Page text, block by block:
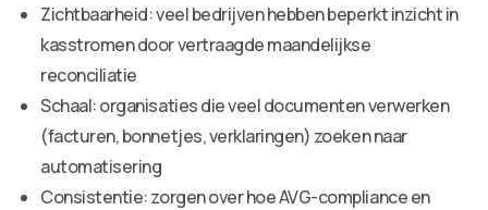
Zichtbaarheid: veel bedrijven hebben beperkt inzicht in
kasstromen door vertraagde maandelijkse
reconciliatie
Schaal: organisaties die veel documenten verwerken
(facturen, bonnetjes, verklaringen) zoeken naar
automatisering
Consistentie: zorgen over hoe AVG-compliance en